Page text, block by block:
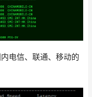
电信、联通、移动的